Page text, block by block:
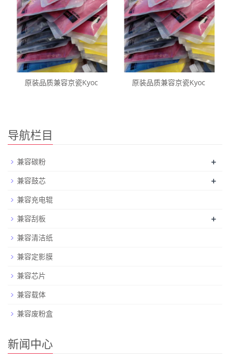
原装品质兼容京瓷Kyoc 原装品质兼容京瓷Kyoc
导航栏目
兼容碳粉 +
兼容鼓芯 +
兼容充电辊
兼容刮板
+
兼容清洁纸
兼容定影膜
兼容芯片
兼容载体
兼容废粉盒
新闻中心